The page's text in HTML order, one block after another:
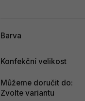
Barva
Konfekční velikost
Můžeme doručit do:
Zvolte variantu